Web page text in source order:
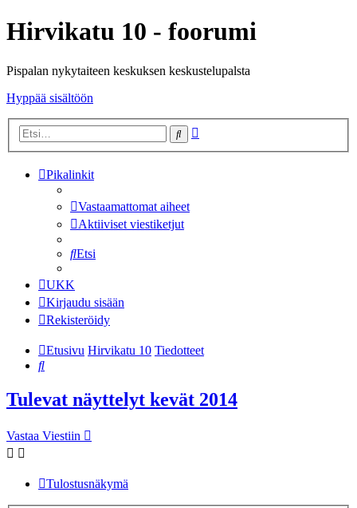
Hirvikatu 10 - foorumi
Pispalan nykytaiteen keskuksen keskustelupalsta
Hyppää sisältöön
Etsi
Pikalinkit
Vastaamattomat aiheet
Aktiiviset viestiketjut
Etsi
UKK
Kirjaudu sisään
Rekisteröidy
Etusivu Hirvikatu 10 Tiedotteet
Etsi
Tulevat näyttelyt kevät 2014
Vastaa Viestiin
Tulostusnäkymä